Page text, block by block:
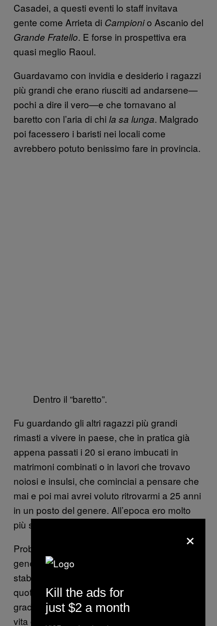
Casadei, a questi eventi lo staff invitava
gente come Arrieta di Campionio Ascanio del
Grande Fratello. E forse in prospettiva era
quasi meglio Raoul.
Guardavamo con invidia e desiderio i ragazzi
più grandi che erano riusciti ad andarsene—
pochi a dire il vero—e che tornavano al
baretto con l’aria di chi la sa lunga. Malgrado
poi facessero i baristi nei locali come
avrebbero potuto benissimo fare in provincia.
Dentro il “baretto”.
Fu guardando gli altri ragazzi più grandi
rimasti a vivere in paese, che in pratica già
appena passati i 20 si erano imbucati in
matrimoni combinati o in lavori che trovavo
noiosi e insulsi, che cominciai a pensare che
mai e poi mai avrei voluto ritrovarmi a 25 anni
in un posto del genere. All’epoca ero molto
più supponente.
Probabilmente appartengo all’ultima
generazione, quella subito precedente alla
stabilizzazione di internet nella vita
quotidiana, che ha vissuto con frustrazione i
gradi di separazione che intercorrono fra la
vita della provincia abissale e quella di città. E
×
Kill the ads for
just $2 a month